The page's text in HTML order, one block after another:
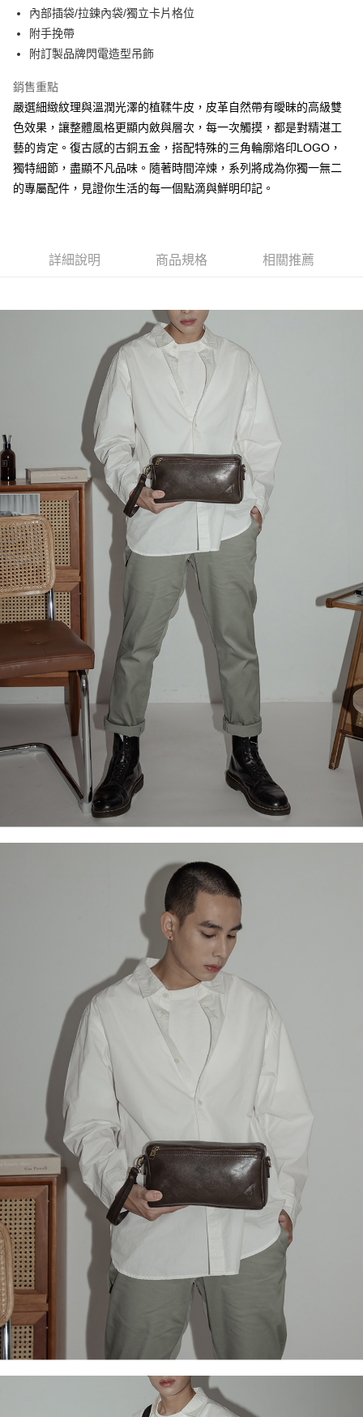
街口支付
悠遊付
大哥付你分期
相關說明
1.本服務由台灣大哥大提供，台灣大哥大用戶可立即使用無須另外申請。
2.付款方式選擇「大哥付你分期」，訂單成立後會自動跳轉到大哥付的交易
流程，驗證手機門號後，選擇欲分期的期數、繳款截止日，確認付款後即完
成交易。
3.實際核准額度、可分期數及費用金額請依後續交易確認頁面所載為準。
1.分期款項不併入電信帳單，「大哥付你分期」於每月結算日後寄送繳費提
1.本服務係由「台灣大哥大股份有限公司」（以下簡稱本公司）所提供，讓
用戶於交易時，得透過本服務購買商品或服務，並由商店將買賣／分期付款
買賣價金債權讓與本公司後，依約使用本公司帳單繳交帳款。
2.基於同意付款使用「大哥付你分期」之契約關係目的，商店將以您的個人
資料（包含姓名、電話或地址）提供予台灣大哥大進項蒐集、處理及利用，
由本公司與您本人進行分期帳單所需資料之確認、核對及更正。
3.完整用戶服務條款，請詳閱以下連結：
https://oppay.tw/userRule
AFTEE先享後付
相關說明
【關於「AFTEE先享後付」】
AFTEE先享後付是「在收到商品之後才付款」的支付方式。 讓您購物簡單
便利好安心！
【「AFTEE先享後付」結帳流程】
２．訂單成立數日內，您將收到繳費通知簡訊。
３．收到繳費通知簡訊後14天內，點擊此簡訊中的連結，可透過四大超商／
ATM／網路銀行／等多元方式進行付款，方視為交易完成。
※ 請注意：結帳手續完成當下不需立刻繳費，但若您需要取消訂單，請聯絡
購買商品的店家。未經商家同意取消之訂單仍視為有效，需透過AFTEE先享
後付繳納相關費用。
※ 交易是否成功請以「AFTEE先享後付 」之結帳頁面顯示為準，若有關於
是否繳費成功／繳費後需取消欲退款等相關疑問，請聯繫「AFTEE先享後付
https://netprotections.freshdesk.com/support/home
１．透過由恩沛科技股份有限公司提供之「AFTEE先享後付」服務完成之交
易，需依本服務之必要範圍內提供個人資料，並將交易相關給付款項請求債
權轉讓予恩沛科技股份有限公司。
２．關於個人資料處理事宜，請瀏覽以下網址：
https://aftee.tw/terms/#terms3
３．未成年的使用者請事先徵得法定代理人或監護人之同意方可使用
「AFTEE先享後付」，若未經同意申辦者引起之損失，本公司不負相關責
任。
４．使用「AFTEE先享後付」時，將依據個別帳號之用戶狀況，依本公司即
時審查核予不同之上限額度；若仍有額度不足之情形，本公司將視審查結果
請求用戶進行身份認證。
５．嚴禁一人註冊多個帳號或使用他人資訊註冊。若發現惡意使用之情形，
恩沛科技股份有限公司將有權停止該用戶之使用額度並採取法律行動。
每筆NT$60，滿NT$1,500(含以上)免運費
每筆NT$60，滿NT$1,500(含以上)免運費
付款後萊爾富取貨
7-11取貨付款
每筆NT$60，滿NT$2,000(含以上)免運費
付款後7-11取貨
每筆NT$60，滿NT$2,000(含以上)免運費
宅配
每筆NT$60，滿NT$2,000(含以上)免運費
宅配_離島
每筆NT$100
內部插袋/拉鍊內袋/獨立卡片格位
附手挽帶
附訂製品牌閃電造型吊飾
銷售重點
嚴選細緻紋理與溫潤光澤的植鞣牛皮，皮革自然帶有曖昧的高級雙
色效果，讓整體風格更顯内斂與層次，每一次觸摸，都是對精湛工
藝的肯定。復古感的古銅五金，搭配特殊的三角輪廓烙印LOGO，
獨特細節，盡顯不凡品味。隨著時間淬煉，系列將成為你獨一無二
的專屬配件，見證你生活的每一個點滴與鮮明印記。
詳細說明 商品規格 相關推薦